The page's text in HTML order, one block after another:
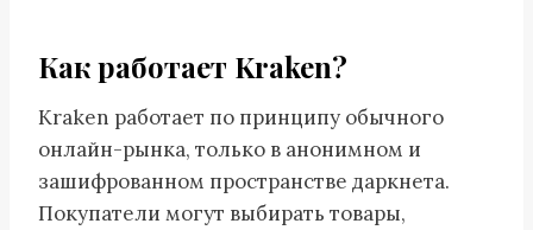
Как работает Kraken?
Kraken работает по принципу обычного
онлайн-рынка, только в анонимном и
зашифрованном пространстве даркнета.
Покупатели могут выбирать товары,